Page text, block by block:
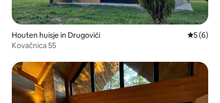
Houten huisje in Drugovići
5 (6)
Kovačnica 55